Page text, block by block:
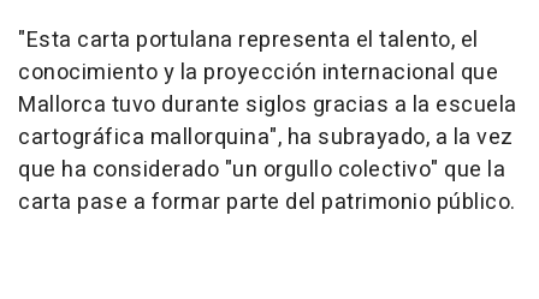
"Esta carta portulana representa el talento, el
conocimiento y la proyección internacional que
Mallorca tuvo durante siglos gracias a la escuela
cartográfica mallorquina", ha subrayado, a la vez
que ha considerado "un orgullo colectivo" que la
carta pase a formar parte del patrimonio público.